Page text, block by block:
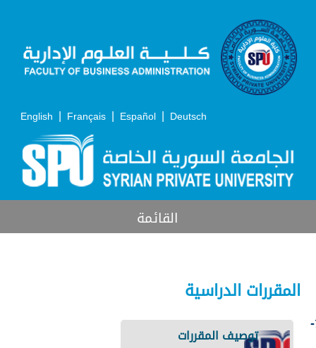
English | Français | Español | Deutsch
القائمة
المقررات الدراسية
توصيف المقررات
-